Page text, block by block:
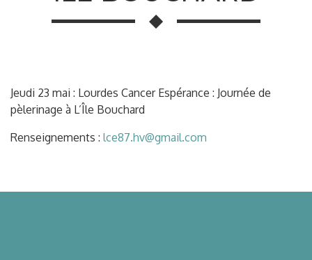
Jeudi 23 mai : Lourdes Cancer Espérance : Journée de
pèlerinage à L’Île Bouchard
Renseignements : lce87.hv@gmail.com